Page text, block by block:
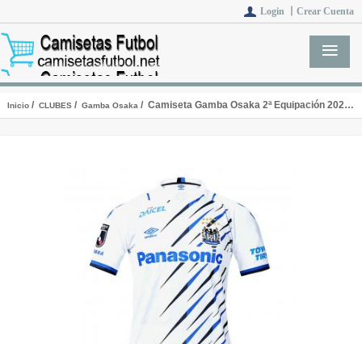
Login 丨 Crear Cuenta
Inicio/ CLUBES/ Gamba Osaka/ Camiseta Gamba Osaka 2ª Equipación 2021/2022